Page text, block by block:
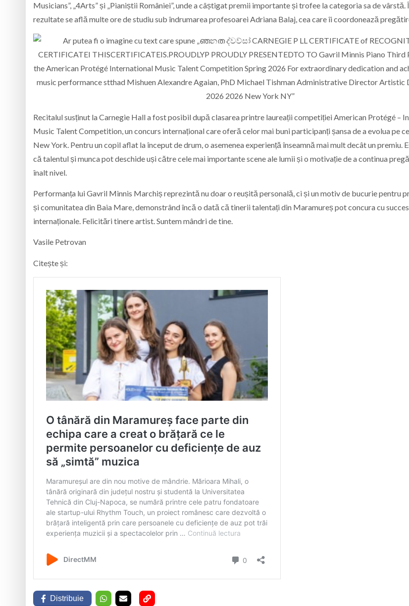
Musicians”, „4Arts” și „Pianiștii României”, unde a câștigat premii importante și trofee la categoria sa de vârstă.
rezultate se află multe ore de studiu sub îndrumarea profesoarei Adriana Balaj, cea care îi coordonează
Recitalul susținut la Carnegie Hall a fost posibil după clasarea printre laureații competiției American Protégé –
Music Talent Competition, un concurs internațional care oferă celor mai buni participanți șansa de a evolua pe
New York. Pentru un copil aflat la început de drum, o asemenea experiență înseamnă mai mult decât un premiu.
că talentul și munca pot deschide uși către cele mai importante scene ale lumii și o motivație de a continua
înalt nivel.
Performanța lui Gavril Minnis Marchiș reprezintă nu doar o reușită personală, ci și un motiv de bucurie pentru
și comunitatea din Baia Mare, demonstrând încă o dată că tinerii talentați din Maramureș pot concura cu
internaționale. Felicitări tinere artist. Suntem mândri de tine.
Vasile Petrovan
Citește și:
Distribuie